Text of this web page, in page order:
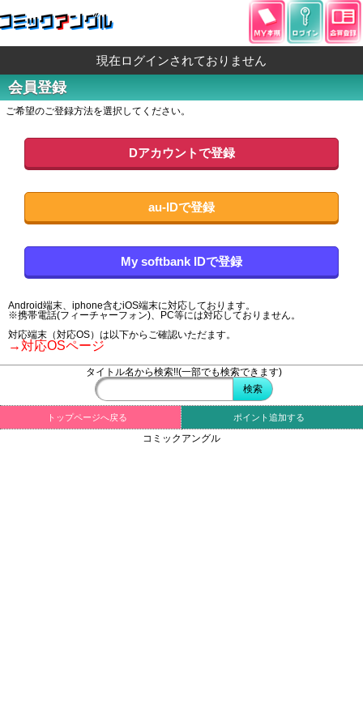
現在ログインされておりません
会員登録
ご希望のご登録方法を選択してください。
Dアカウントで登録
au-IDで登録
My softbank IDで登録
Android端末、iphone含むiOS端末に対応しております。
※携帯電話(フィーチャーフォン)、PC等には対応しておりません。
対応端末（対応OS）は以下からご確認いただます。
→対応OSページ
タイトル名から検索!!(一部でも検索できます)
トップページへ戻る ポイント追加する
コミックアングル